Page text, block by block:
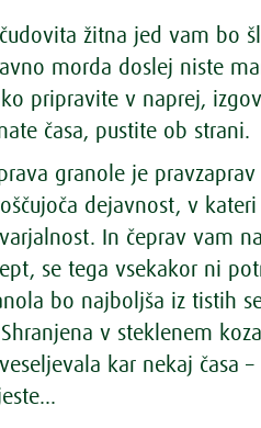
čudovita žitna jed vam bo
morda doslej niste
pripravite v naprej,
časa, pustite ob strani.
granole je
dejavnost, v
In čeprav vam
se tega vsekakor ni
bo najboljša iz tistih
v steklenem
kar nekaj časa